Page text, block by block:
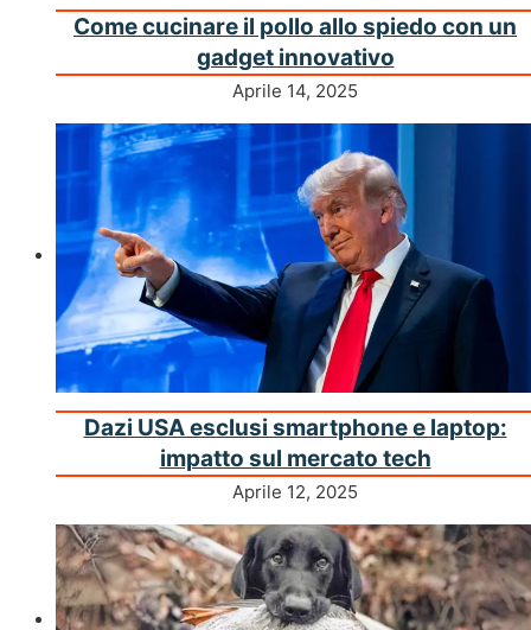
Come cucinare il pollo allo spiedo con un
gadget innovativo
Aprile 14, 2025
Dazi USA esclusi smartphone e laptop:
impatto sul mercato tech
Aprile 12, 2025